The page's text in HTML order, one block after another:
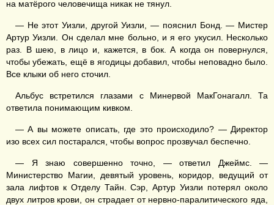
на матёрого человечища никак не тянул.
— Не этот Уизли, другой Уизли, — пояснил Бонд. — Мистер
Артур Уизли. Он сделал мне больно, и я его укусил. Несколько
раз. В шею, в лицо и, кажется, в бок. А когда он повернулся,
чтобы убежать, ещё в ягодицы добавил, чтобы неповадно было.
Все клыки об него сточил.
Альбус встретился глазами с Минервой МакГонагалл. Та
ответила понимающим кивком.
— А вы можете описать, где это происходило? — Директор
изо всех сил постарался, чтобы вопрос прозвучал беспечно.
— Я знаю совершенно точно, — ответил Джеймс. —
Министерство Магии, девятый уровень, коридор, ведущий от
зала лифтов к Отделу Тайн. Сэр, Артур Уизли потерял около
двух литров крови, он страдает от нервно-паралитического яда,